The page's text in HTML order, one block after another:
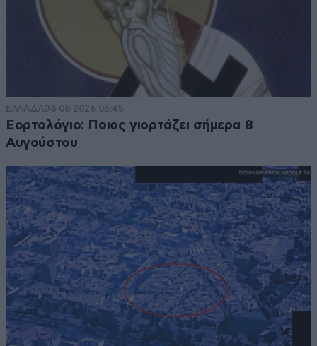
ΕΛΛΑΔΑ08·08·2026 05:45
Εορτολόγιο: Ποιος γιορτάζει σήμερα 8
Αυγούστου